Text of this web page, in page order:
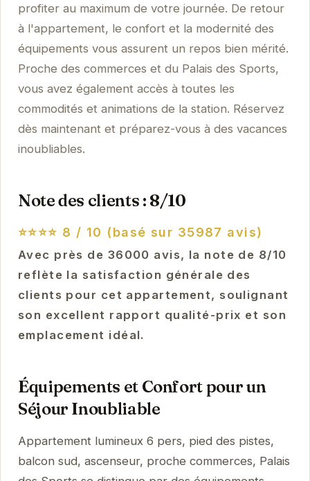
profiter au maximum de votre journée. De retour
à l'appartement, le confort et la modernité des
équipements vous assurent un repos bien mérité.
Proche des commerces et du Palais des Sports,
vous avez également accès à toutes les
commodités et animations de la station. Réservez
dès maintenant et préparez-vous à des vacances
inoubliables.
Note des clients : 8/10
⭐⭐⭐⭐ 8 / 10 (basé sur 35987 avis)
Avec près de 36000 avis, la note de 8/10
reflète la satisfaction générale des
clients pour cet appartement, soulignant
son excellent rapport qualité-prix et son
emplacement idéal.
Équipements et Confort pour un
Séjour Inoubliable
Appartement lumineux 6 pers, pied des pistes,
balcon sud, ascenseur, proche commerces, Palais